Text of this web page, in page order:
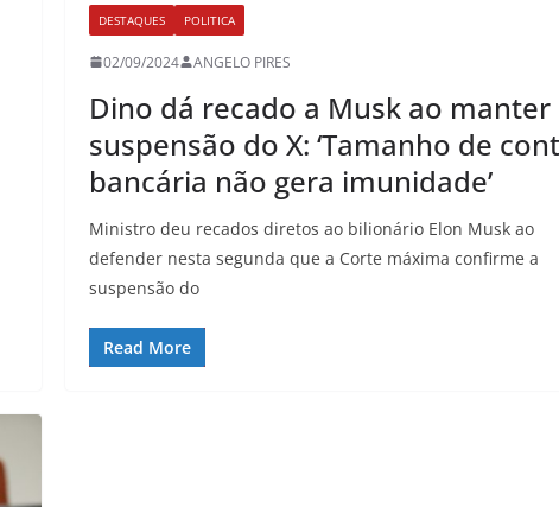
DESTAQUES POLITICA
02/09/2024 ANGELO PIRES
Dino dá recado a Musk ao manter
suspensão do X: ‘Tamanho de
bancária não gera imunidade’
Ministro deu recados diretos ao bilionário Elon Musk ao
defender nesta segunda que a Corte máxima confirme a
suspensão do
Read More